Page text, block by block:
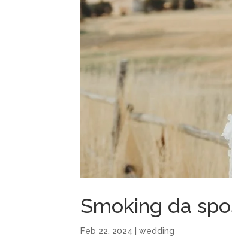
Smoking da
Feb 22, 2024 |wedding